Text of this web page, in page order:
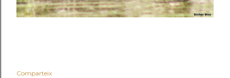
Comparteix